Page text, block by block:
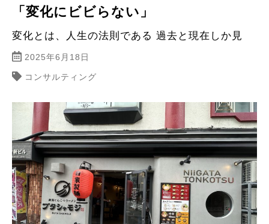
「変化にビビらない」
変化とは、人生の法則である 過去と現在しか見
2025年6月18日
コンサルティング